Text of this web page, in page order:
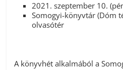
2021. szeptember 10.
Somogyi-könyvtár (Dóm
olvasótér
A könyvhét alkalmából a